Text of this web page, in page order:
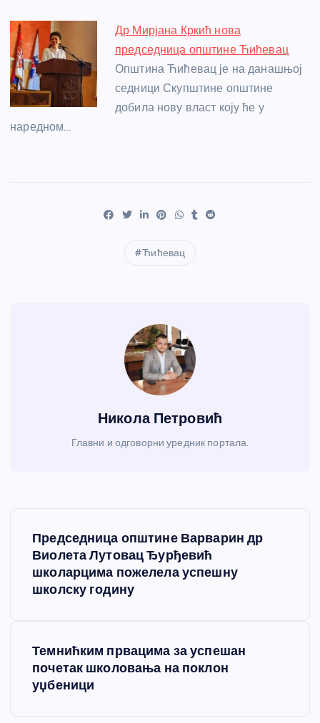
Др Мирјана Кркић нова
председница општине Ћићевац
Општина Ћићевац је на данашњој
седници Скупштине општине
добила нову власт коју ће у
наредном…
Ћићевац
Никола Петровић
Главни и одговорни уредник портала.
њ
Председница општине Варварин др
Виолета Лутовац Ђурђевић
школарцима пожелела успешну
школску годину
Темнићким првацима за успешан
почетак школовања на поклон
уџбеници